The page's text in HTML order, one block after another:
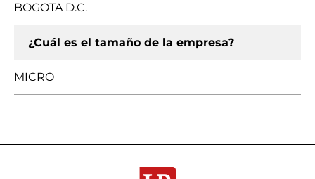
BOGOTA D.C.
¿Cuál es el tamaño de la empresa?
MICRO